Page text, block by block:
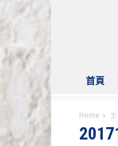
首頁
Home